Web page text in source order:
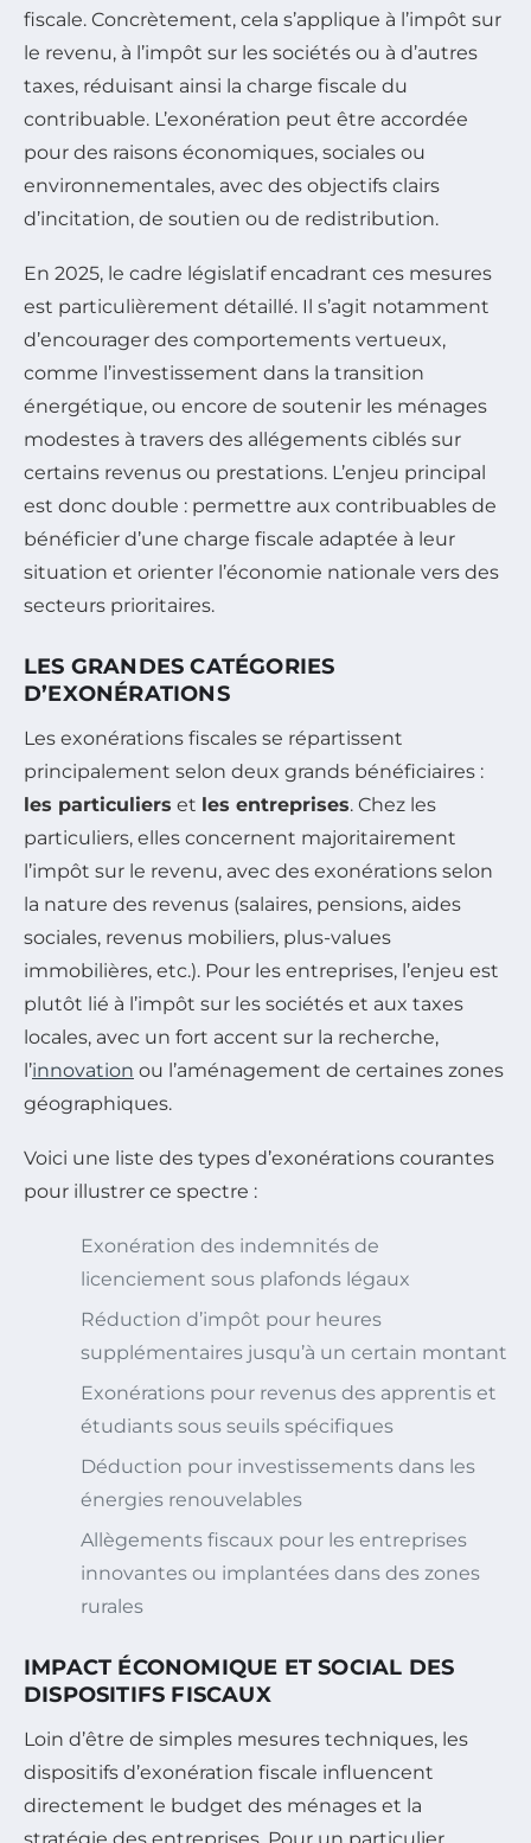
fiscale. Concrètement, cela s’applique à l’impôt sur
le revenu, à l’impôt sur les sociétés ou à d’autres
taxes, réduisant ainsi la charge fiscale du
contribuable. L’exonération peut être accordée
pour des raisons économiques, sociales ou
environnementales, avec des objectifs clairs
d’incitation, de soutien ou de redistribution.
En 2025, le cadre législatif encadrant ces mesures
est particulièrement détaillé. Il s’agit notamment
d’encourager des comportements vertueux,
comme l’investissement dans la transition
énergétique, ou encore de soutenir les ménages
modestes à travers des allégements ciblés sur
certains revenus ou prestations. L’enjeu principal
est donc double : permettre aux contribuables de
bénéficier d’une charge fiscale adaptée à leur
situation et orienter l’économie nationale vers des
secteurs prioritaires.
LES GRANDES CATÉGORIES
D’EXONÉRATIONS
Les exonérations fiscales se répartissent
principalement selon deux grands bénéficiaires :
les particuliers et les entreprises. Chez les
particuliers, elles concernent majoritairement
l’impôt sur le revenu, avec des exonérations selon
la nature des revenus (salaires, pensions, aides
sociales, revenus mobiliers, plus-values
immobilières, etc.). Pour les entreprises, l’enjeu est
plutôt lié à l’impôt sur les sociétés et aux taxes
locales, avec un fort accent sur la recherche,
l’innovation ou l’aménagement de certaines zones
géographiques.
Voici une liste des types d’exonérations courantes
pour illustrer ce spectre :
Exonération des indemnités de
licenciement sous plafonds légaux
Réduction d’impôt pour heures
supplémentaires jusqu’à un certain montant
Exonérations pour revenus des apprentis et
étudiants sous seuils spécifiques
Déduction pour investissements dans les
énergies renouvelables
Allègements fiscaux pour les entreprises
innovantes ou implantées dans des zones
rurales
IMPACT ÉCONOMIQUE ET SOCIAL DES
DISPOSITIFS FISCAUX
Loin d’être de simples mesures techniques, les
dispositifs d’exonération fiscale influencent
directement le budget des ménages et la